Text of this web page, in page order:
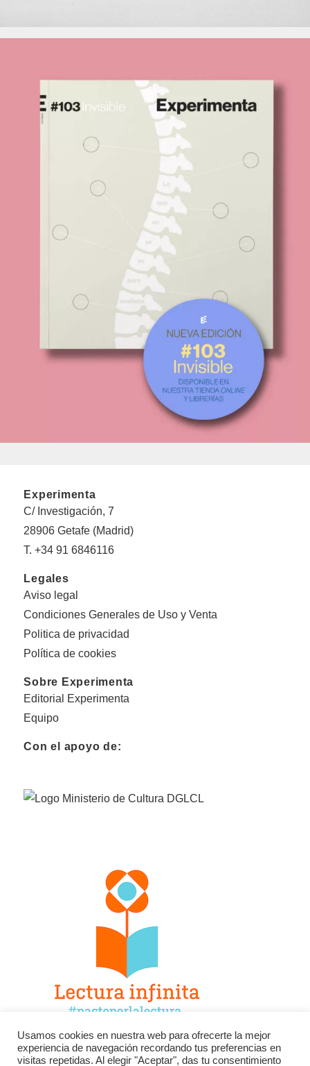
Experimenta
C/ Investigación, 7
28906 Getafe (Madrid)
T. +34 91 6846116
Legales
Aviso legal
Condiciones Generales de Uso y Venta
Politica de privacidad
Política de cookies
Sobre Experimenta
Editorial Experimenta
Equipo
Con el apoyo de:
Facebook Twitter Instagram
Usamos cookies en nuestra web para ofrecerte la mejor
experiencia de navegación recordando tus preferencias en
visitas repetidas. Al elegir "Aceptar", das tu consentimiento